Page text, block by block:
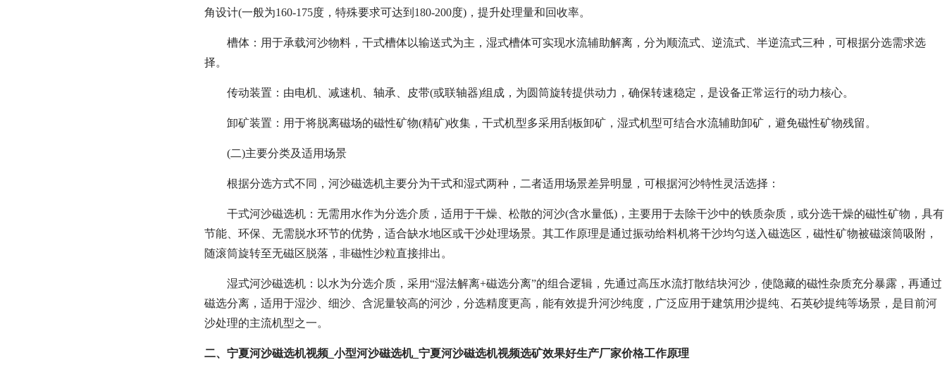
角设计(一般为160-175度，特殊要求可达到180-200度)，提升处理量和回收率。
槽体：用于承载河沙物料，干式槽体以输送式为主，湿式槽体可实现水流辅助解离，分为顺流式、逆流式、半逆流式三种，可根据分选需求选
择。
传动装置：由电机、减速机、轴承、皮带(或联轴器)组成，为圆筒旋转提供动力，确保转速稳定，是设备正常运行的动力核心。
卸矿装置：用于将脱离磁场的磁性矿物(精矿)收集，干式机型多采用刮板卸矿，湿式机型可结合水流辅助卸矿，避免磁性矿物残留。
(二)主要分类及适用场景
根据分选方式不同，河沙磁选机主要分为干式和湿式两种，二者适用场景差异明显，可根据河沙特性灵活选择：
干式河沙磁选机：无需用水作为分选介质，适用于干燥、松散的河沙(含水量低)，主要用于去除干沙中的铁质杂质，或分选干燥的磁性矿物，具有
节能、环保、无需脱水环节的优势，适合缺水地区或干沙处理场景。其工作原理是通过振动给料机将干沙均匀送入磁选区，磁性矿物被磁滚筒吸附，
随滚筒旋转至无磁区脱落，非磁性沙粒直接排出。
湿式河沙磁选机：以水为分选介质，采用“湿法解离+磁选分离”的组合逻辑，先通过高压水流打散结块河沙，使隐藏的磁性杂质充分暴露，再通过
磁选分离，适用于湿沙、细沙、含泥量较高的河沙，分选精度更高，能有效提升河沙纯度，广泛应用于建筑用沙提纯、石英砂提纯等场景，是目前河
沙处理的主流机型之一。
二、宁夏河沙磁选机视频_小型河沙磁选机_宁夏河沙磁选机视频选矿效果好生产厂家价格工作原理